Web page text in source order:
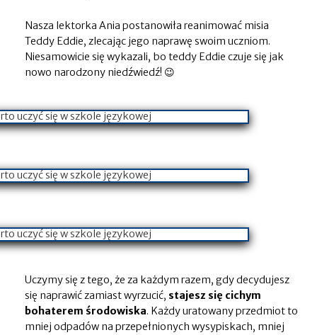
Nasza lektorka Ania postanowiła reanimować misia
Teddy Eddie, zlecając jego naprawę swoim uczniom.
Niesamowicie się wykazali, bo teddy Eddie czuje się jak
nowo narodzony niedźwiedź! 😉
Uczymy się z tego, że za każdym razem, gdy decydujesz
się naprawić zamiast wyrzucić, stajesz się cichym
bohaterem środowiska. Każdy uratowany przedmiot to
mniej odpadów na przepełnionych wysypiskach, mniej